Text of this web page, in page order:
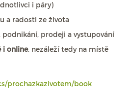
i páry)
a radosti ze života
prodeji a vystupování
i online, nezáleží tedy na místě
prochazkazivotem/book